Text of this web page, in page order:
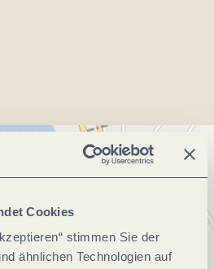
Cookies
stimmen Sie der
ähnlichen Technologien auf